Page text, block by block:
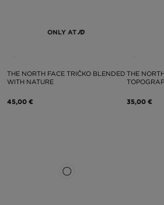
ONLY AT
THE NORTH FACE TRIČKO BLENDED
WITH NATURE
45,00 €
THE
35,00 €